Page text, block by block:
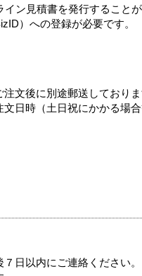
ン見積書を発行することが
）への登録が必要です。
文後に別途郵送しておりま
日時（土日祝にかかる場
日以内にご連絡ください